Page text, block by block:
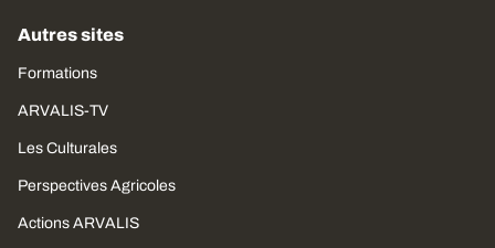
Autres sites
Formations
ARVALIS-TV
Les Culturales
Perspectives Agricoles
Actions ARVALIS